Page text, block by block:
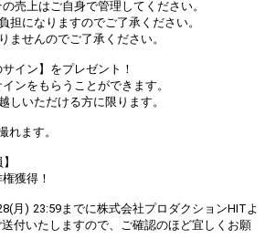
売上はご自身で管理してください。
担になりますのでご了承ください。
ませんのでご了承ください。
イン】をプレゼント！
ンをもらうことができます。
しいただける方に限ります。
れます。
獲得！
月) 23:59までに株式会社プロダクションHITよ
付いたしますので、ご確認のほど宜しくお願